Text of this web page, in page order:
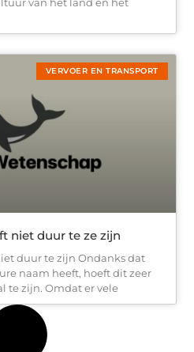
VERVOER EN TRANSPORT
niet duur te ze zijn
duur te zijn Ondanks dat
naam heeft, hoeft dit zeer
te zijn. Omdat er vele